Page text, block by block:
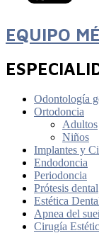
EQUIPO
Odontología
Ortodoncia
Adultos
Niños
Implantes y
Endodoncia
Periodoncia
Prótesis dental
Estética
Apnea del
Cirugía